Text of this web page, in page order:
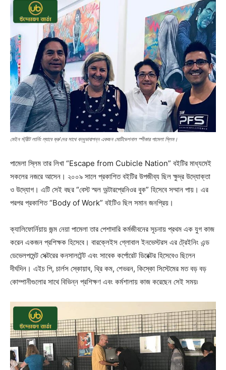
মেইন স্ট্রীট লার্নিং ল্যাবে ক্রু’দের সাথে বন্ধুভাবাপন্ন একজন মোটিভেশনাল স্পীকার পামেলা স্লিম।
পামেলা স্লিম তার লিখা “Escape from Cubicle Nation” বইটির মাধ্যমেই
সকলের নজরে আসেন। ২০০৯ সালে প্রকাশিত বইটির উপজীব্য ছিল ক্ষুদ্র উদ্যোক্তা
ও উদ্যোগ। এটি সেই বছর “বেস্ট স্মল অন্টারপ্রেনিওর বুক” হিসেবে সম্মান পায়। এর
পরপর প্রকাশিত “Body of Work” বইটিও ছিল সমান জনপ্রিয়।
ক্যালিফোর্নিয়ায় জন্ম নেয়া পামেলা তার পেশাদারি কর্মজীবনের সূচনায় প্রথম এক যুগ কাজ
করেন একজন প্রশিক্ষক হিসেবে। বারক্লেইস গ্লোবাল ইনভেস্টরস এর ট্রেইনিং এন্ড
ডেভেলপমেন্ট সেক্টরের কনসালটেন্ট এবং সাবেক কর্পোরেট ডিরেক্টর হিসেবেও ছিলেন
দীর্ঘদিন। এইচ পি, চার্লস স্কোয়াব, থ্রি কম, শেভরন, কিস্কো সিস্টেমের মত বড় বড়
কোম্পানীগুলোর সাথে বিভিন্ন প্রশিক্ষণ এবং কর্মশালায় কাজ করেছেন সেই সময়৷